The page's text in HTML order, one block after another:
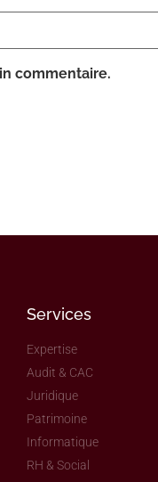
commentaire.
Services
Expertise
Audit & CAC
Juridique
Patrimoine
Informatique
RH & Social